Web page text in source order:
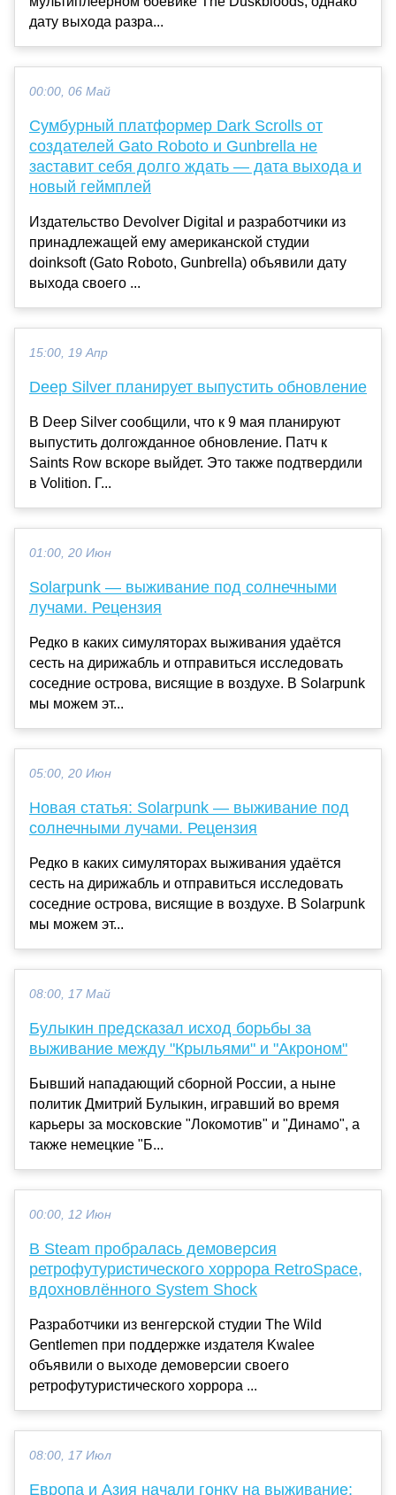
дату выхода разра...
00:00, 06 Май
Сумбурный платформер Dark Scrolls от
создателей Gato Roboto и Gunbrella не
заставит себя долго ждать — дата выхода и
новый геймплей
Издательство Devolver Digital и разработчики из
принадлежащей ему американской студии
doinksoft (Gato Roboto, Gunbrella) объявили дату
выхода своего ...
15:00, 19 Апр
Deep Silver планирует выпустить обновление
В Deep Silver сообщили, что к 9 мая планируют
выпустить долгожданное обновление. Патч к
Saints Row вскоре выйдет. Это также подтвердили
в Volition. Г...
01:00, 20 Июн
Solarpunk — выживание под солнечными
лучами. Рецензия
Редко в каких симуляторах выживания удаётся
сесть на дирижабль и отправиться исследовать
соседние острова, висящие в воздухе. В Solarpunk
мы можем эт...
05:00, 20 Июн
Новая статья: Solarpunk — выживание под
солнечными лучами. Рецензия
Редко в каких симуляторах выживания удаётся
сесть на дирижабль и отправиться исследовать
соседние острова, висящие в воздухе. В Solarpunk
мы можем эт...
08:00, 17 Май
Булыкин предсказал исход борьбы за
выживание между "Крыльями" и "Акроном"
Бывший нападающий сборной России, а ныне
политик Дмитрий Булыкин, игравший во время
карьеры за московские "Локомотив" и "Динамо", а
также немецкие "Б...
00:00, 12 Июн
В Steam пробралась демоверсия
ретрофутуристического хоррора RetroSpace,
вдохновлённого System Shock
Разработчики из венгерской студии The Wild
Gentlemen при поддержке издателя Kwalee
объявили о выходе демоверсии своего
ретрофутуристического хоррора ...
08:00, 17 Июл
Европа и Азия начали гонку на выживание: